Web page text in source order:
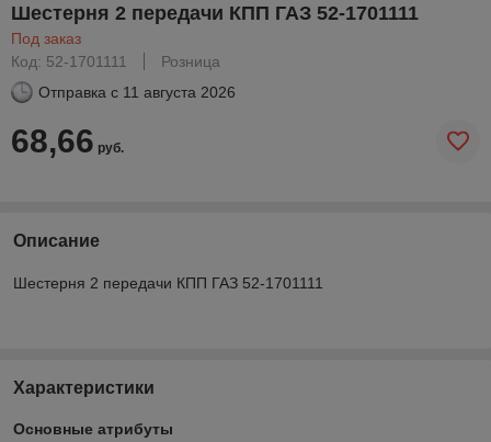
Шестерня 2 передачи КПП ГАЗ 52-1701111
Под заказ
Код: 52-1701111
Розница
Отправка с 11 августа 2026
68,66 руб.
Описание
Шестерня 2 передачи КПП ГАЗ 52-1701111
Характеристики
Основные атрибуты